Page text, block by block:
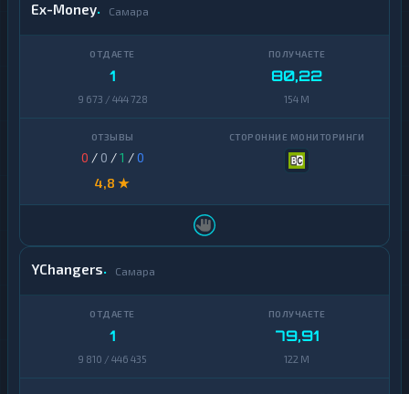
Ex-Money Самара
1
9 673 / 444 728
80,22
154 M
0 / 0 /1 /0
4,8 ★
YChangers Самара
1
9 810 / 446 435
79,91
122 M